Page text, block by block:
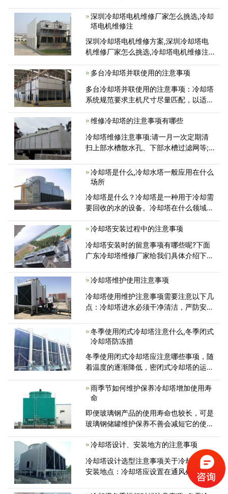
过程中应注意防火，严禁在塔体及其邻近
使用电焊或气割等明火，也不允许在场人
员吸烟等。如动用明火，应采取相
深圳冷却塔电机维修厂家怎么挑选,冷却
塔电机维修注
深圳冷却塔电机维修方案,深圳冷却塔电
机维修厂家怎么挑选,冷却塔电机维修注
各位一起了解一下,维修冷却塔专用电
机，正常情况下应在维修后的一个月内使
用。假如发现问题，应妥善处理...
多台冷却塔并联使用的注意事项
多台冷却塔并联使用的注意事项：冷却塔
系统规范要求主机尺寸尽量匹配，以适应
冷却塔是很麻烦的。基于以上问题，设计
时要注意平衡问题，包括水位平衡和水量
平衡。 联合取水法通常采取以下
维修冷却塔的注意事项有哪些
冷却塔维修注意事项:请一月一次定期清
扫上部水槽散水孔、下部水槽过滤网等;
并盖好马达。冬季运休时的注意事项...
冷却塔是什么,冷却水塔一般应用在什么
场所
冷却塔是什么？冷却塔是一种用于冷却需
要回收的水的设备。冷却塔在什么领域使
冷系列、注塑、制革、发泡、发电、汽轮
机、铝型材加工、空压机、工业水冷等领
域。应用最广泛的是空调
冷却塔安装过程中的注意事项
冷却塔安装时的留意事项有哪些呢?下面
广东冷却塔维修厂家给我们具体介绍下冷
意的细节，环境选择有必要避免容易反映
冷却塔维护使用注意事项
冷却塔使用维护注意事项需要注意以下几
点：冷却塔进水必须干净清洁，严防安装
卡住布水器堵塞管道或堵塞喷头，对损坏
的布水管，喷头应予更换，影响配水效果
冬季使用闭式冷却塔注意什么,冬季闭式
冷却塔防冻措
冬季使用闭式冷却塔应注意哪些事项，随
着温度的逐渐降低，密闭式冷却塔的运行
却塔其他部件。那么冬季闭式冷却塔防冻
措施有哪些呢？
雨季节如何维护保养冷却塔增加使用寿
命
即便玻璃钢产品的使用寿命也较长，可是
玻璃钢储罐维护保养不善会减短它的使用
坏也是不可小觑的，今天冷却塔维修厂家
带大家了解一下维护保养冷却塔增加使用
寿命的方法...
冷却塔设计、安装地方的注意事项
冷却塔设计选型注意事项关于冷却塔设置
安装地点：冷却塔应设置在通风处。尽量
避免灰尘、酸性废气、高温废气和水蒸气